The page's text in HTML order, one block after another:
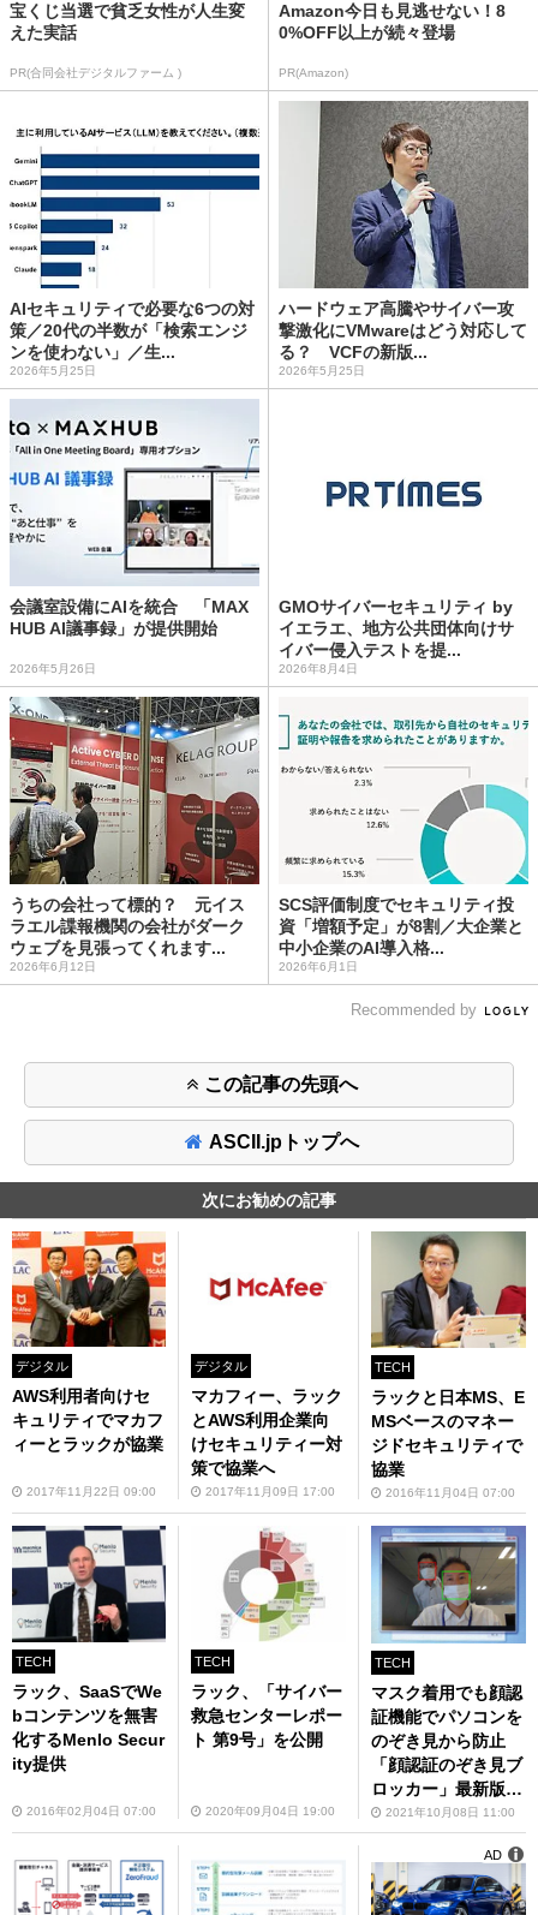
宝くじ当選で貧乏女性が人生変
えた実話
PR(合同会社デジタルファーム )
Amazon今日も見逃せない！8
0%OFF以上が続々登場
PR(Amazon)
AIセキュリティで必要な6つの対
策／20代の半数が「検索エンジ
ンを使わない」／生...
2026年5月25日
ハードウェア高騰やサイバー攻
撃激化にVMwareはどう対応して
る？ VCFの新版...
2026年5月25日
会議室設備にAIを統合 「MAX
HUB AI議事録」が提供開始
2026年5月26日
GMOサイバーセキュリティ by
イエラエ、地方公共団体向けサ
イバー侵入テストを提...
2026年8月4日
うちの会社って標的？ 元イス
ラエル諜報機関の会社がダーク
ウェブを見張ってくれます...
2026年6月12日
SCS評価制度でセキュリティ投
資「増額予定」が8割／大企業と
中小企業のAI導入格...
2026年6月1日
Recommended by
この記事の先頭へ
ASCII.jpトップへ
次にお勧めの記事
デジタル
AWS利用者向けセ
キュリティでマカフ
ィーとラックが協業
2017年11月22日 09:00
デジタル
マカフィー、ラック
とAWS利用企業向
けセキュリティー対
策で協業へ
2017年11月09日 17:00
TECH
ラックと日本MS、E
MSベースのマネー
ジドセキュリティで
協業
2016年11月04日 07:00
TECH
ラック、SaaSでWe
bコンテンツを無害
化するMenlo Secur
ity提供
2016年02月04日 07:00
TECH
ラック、「サイバー
救急センターレポー
ト 第9号」を公開
2020年09月04日 19:00
TECH
マスク着用でも顔認
証機能でパソコンを
のぞき見から防止
「顔認証のぞき見ブ
ロッカー」最新版が
登場2021年10月08日 11:00
AD